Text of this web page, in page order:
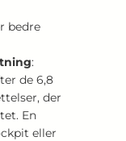
bedre
:
de 6,8
der
En
eller